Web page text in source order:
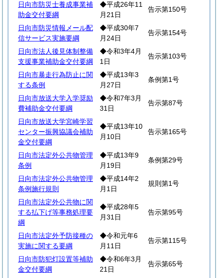
日向市防災士養成事業補
助金交付要綱
◆平成26年11
月21日
告示第150号
日向市防災情報メール配
信サービス実施要綱
◆平成30年7
月24日
告示第154号
日向市法人後見体制整備
支援事業補助金交付要綱
◆令和3年4月
1日
告示第103号
日向市暴走行為防止に関
する条例
◆平成13年3
月27日
条例第1号
日向市放送大学入学奨励
費補助金交付要綱
◆令和7年3月
31日
告示第87号
日向市放送大学宮崎学習
センター振興協議会補助
金交付要綱
◆平成13年10
月10日
告示第165号
日向市法定外公共物管理
条例
◆平成13年9
月19日
条例第29号
日向市法定外公共物管理
条例施行規則
◆平成14年2
月1日
規則第1号
日向市法定外公共物に関
する払下げ等事務処理要
綱
◆平成28年5
月31日
告示第95号
日向市法定外予防接種の
実施に関する要綱
◆令和元年6
月11日
告示第115号
日向市防犯灯設置等補助
金交付要綱
◆令和6年3月
21日
告示第65号